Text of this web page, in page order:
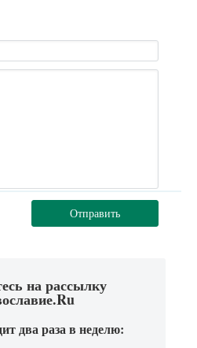
Отправить
на рассылку
два раза в неделю: